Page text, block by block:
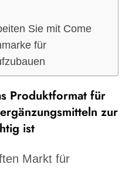
Sie mit Come
für
Produktformat für
zur
ist
Markt für